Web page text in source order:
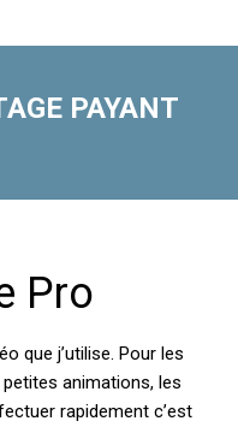
PAYANT
Pro
que j’utilise. Pour les
animations, les
rapidement c’est